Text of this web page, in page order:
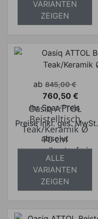
versandkostenfrei
VARIANTEN
ZEIGEN
Verkaufspreis
ab 845,00 €
Preis
760,50 €
Ihr Spar-Preis
Preise inkl. ges. MwSt.
absolut
versandkostenfrei
Oasiq ATTOL
Beistelltisch
Teak/Keramik Ø
70 cm
ALLE
VARIANTEN
ZEIGEN